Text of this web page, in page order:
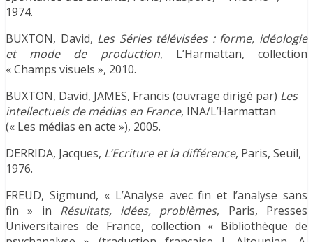
1974.
BUXTON, David, Les Séries télévisées : forme, idéologie
et mode de production, L’Harmattan, collection
« Champs visuels », 2010.
BUXTON, David, JAMES, Francis (ouvrage dirigé par) Les
intellectuels de médias en France, INA/L’Harmattan
(« Les médias en acte »), 2005.
DERRIDA, Jacques, L’Ecriture et la différence, Paris, Seuil,
1976.
FREUD, Sigmund, « L’Analyse avec fin et l’analyse sans
fin » in Résultats, idées, problèmes, Paris, Presses
Universitaires de France, collection « Bibliothèque de